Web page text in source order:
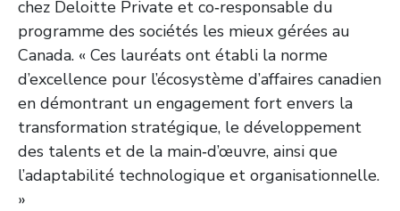
chez Deloitte Private et co‑responsable du
programme des sociétés les mieux gérées au
Canada. « Ces lauréats ont établi la norme
d’excellence pour l’écosystème d’affaires canadien
en démontrant un engagement fort envers la
transformation stratégique, le développement
des talents et de la main‑d’œuvre, ainsi que
l’adaptabilité technologique et organisationnelle.
»